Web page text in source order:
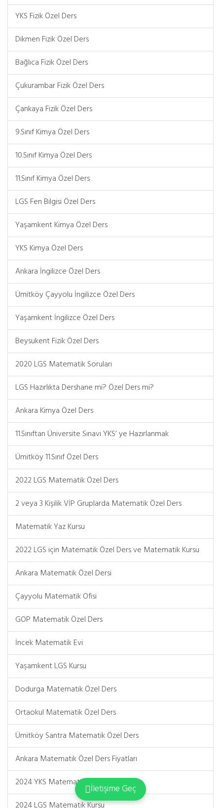
YKS Fizik Özel Ders
Dikmen Fizik Özel Ders
Bağlıca Fizik Özel Ders
Çukurambar Fizik Özel Ders
Çankaya Fizik Özel Ders
9.Sınıf Kimya Özel Ders
10.Sınıf Kimya Özel Ders
11.Sınıf Kimya Özel Ders
LGS Fen Bilgisi Özel Ders
Yaşamkent Kimya Özel Ders
YKS Kimya Özel Ders
Ankara İngilizce Özel Ders
Ümitköy Çayyolu İngilizce Özel Ders
Yaşamkent İngilizce Özel Ders
Beysukent Fizik Özel Ders
2020 LGS Matematik Soruları
LGS Hazırlıkta Dershane mi? Özel Ders mi?
Ankara Kimya Özel Ders
11.Sınıftan Üniversite Sınavı YKS’ ye Hazırlanmak
Ümitköy 11.Sınıf Özel Ders
2022 LGS Matematik Özel Ders
2 veya 3 Kişilik VİP Gruplarda Matematik Özel Ders
Matematik Yaz Kursu
2022 LGS için Matematik Özel Ders ve Matematik Kursu
Ankara Matematik Özel Dersi
Çayyolu Matematik Ofisi
GOP Matematik Özel Ders
İncek Matematik Evi
Yaşamkent LGS Kursu
Dodurga Matematik Özel Ders
Ortaokul Matematik Özel Ders
Ümitköy Santra Matematik Özel Ders
Ankara Matematik Özel Ders Fiyatları
2024 YKS Matematik Kursuİletişime Geç